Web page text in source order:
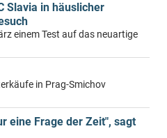
Slavia in häuslicher
einem Test auf das neuartige
in Prag-Smichov
eine Frage der Zeit", sagt